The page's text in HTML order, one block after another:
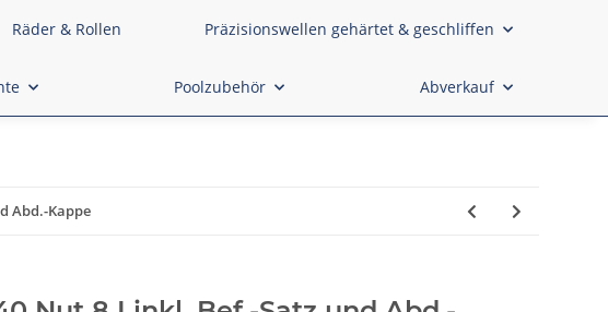
Räder & Rollen Präzisionswellen gehärtet & geschliffen
Poolzubehör Abverkauf
Abd.-Kappe